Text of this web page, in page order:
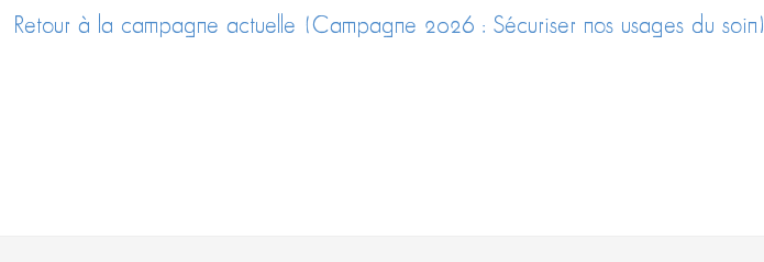
Retour à la campagne actuelle (Campagne 2026 : Sécuriser nos usages du soin)